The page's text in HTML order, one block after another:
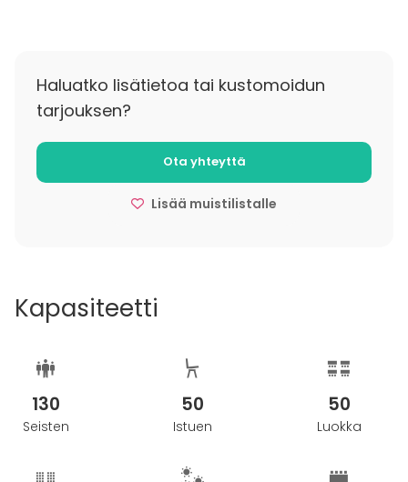
Haluatko lisätietoa tai kustomoidun
tarjouksen?
Ota yhteyttä
Lisää muistilistalle
Kapasiteetti
130
Seisten
50
Istuen
50
Luokka